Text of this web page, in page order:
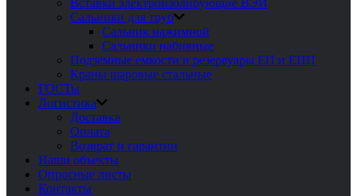
Вставки электроизолирующие ВЭИ
Сальники для труб
Сальник нажимной
Сальники набивные
Подземные емкости и резервуары ЕП и ЕПП
Краны шаровые стальные
ГОСТы
Логистика
Доставка
Оплата
Возврат и гарантии
Наши объекты
Опросные листы
Контакты